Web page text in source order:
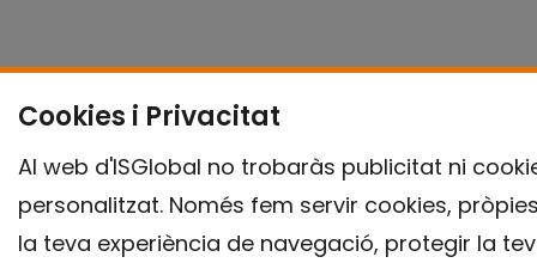
Cookies i Privacitat
Al web d'ISGlobal no trobaràs publicitat ni
personalitzat. Només fem servir cookies,
la teva experiència de navegació, protegir la